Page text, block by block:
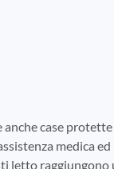
case protette
medica
letto